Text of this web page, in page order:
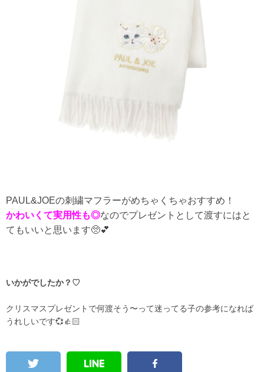
PAUL&JOEの刺繍マフラーがめちゃくちゃおすすめ！
かわいくて実用性も◎なのでプレゼントとして渡すにはと
てもいいと思います🥺💕
いかがでしたか？♡
クリスマスプレゼントで何渡そう〜って迷ってる子の参考になれば
うれしいです💞👍🏻